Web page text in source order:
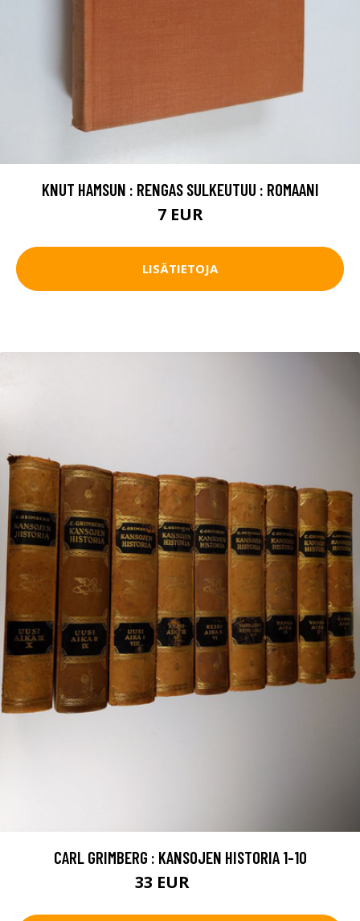
KNUT HAMSUN : RENGAS SULKEUTUU : ROMAANI
7 EUR
LISÄTIETOJA
CARL GRIMBERG : KANSOJEN HISTORIA 1-10
33 EUR